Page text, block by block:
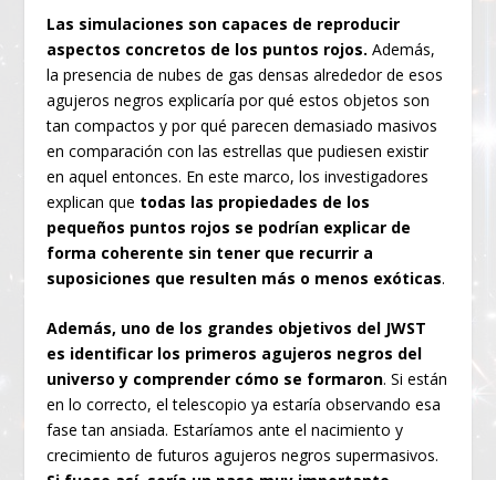
Las simulaciones son capaces de reproducir
aspectos concretos de los puntos rojos.Además,
la presencia de nubes de gas densas alrededor de esos
agujeros negros explicaría por qué estos objetos son
tan compactos y por qué parecen demasiado masivos
en comparación con las estrellas que pudiesen existir
en aquel entonces. En este marco, los investigadores
explican que todas las propiedades de los
pequeños puntos rojos se podrían explicar de
forma coherente sin tener que recurrir a
suposiciones que resulten más o menos exóticas.
Además, uno de los grandes objetivos del JWST
es identificar los primeros agujeros negros del
universo y comprender cómo se formaron. Si están
en lo correcto, el telescopio ya estaría observando esa
fase tan ansiada. Estaríamos ante el nacimiento y
crecimiento de futuros agujeros negros supermasivos.